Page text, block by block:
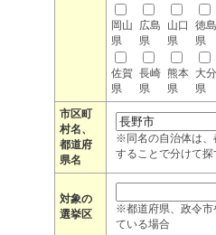
岡山
県
広島
県
山口
県
徳島
県
佐賀
県
長崎
県
熊本
県
大分
県
市区町
村名、
都道府
県名
※同名の自治体は、
することで分けて探
対象の
選挙区
※都道府県、政令市
ている場合